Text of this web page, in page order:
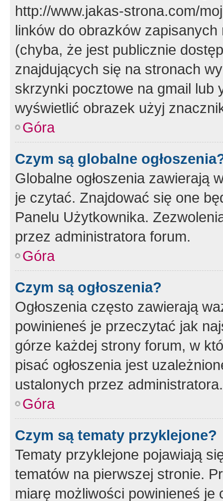
http://www.jakas-strona.com/
linków do obrazków
(chyba, że jest publicznie
znajdujących się na stronach
skrzynki pocztowe na gmail lub
wyświetlić obrazek użyj
Góra
Czym są globalne
Globalne ogłoszenia zawierają
je czytać. Znajdować się one
Panelu Użytkownika.
przez administratora forum.
Góra
Czym są ogłoszenia?
Ogłoszenia często zawierają
powinieneś je przeczytać jak
górze każdej strony forum, w
pisać ogłoszenia jest
ustalonych przez administratora.
Góra
Czym są tematy przyklejone?
Tematy przyklejone pojawiają
tematów na pierwszej stronie.
miarę możliwości powinieneś je